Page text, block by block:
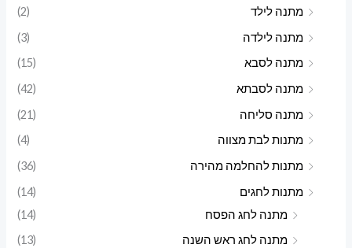
מתנה לילד
(2)
מתנה לילדה
(3)
מתנה לסבא
(15)
מתנה לסבתא
(42)
מתנה סליחה
(21)
מתנות לבת מצווה
(4)
מתנות להחלמה מהירה
(36)
מתנות לחגים
(14)
מתנה לחג הפסח
(14)
מתנה לחג ראש השנה
(13)